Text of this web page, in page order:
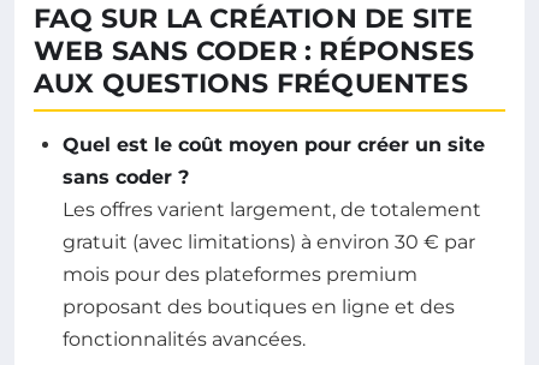
FAQ SUR LA CRÉATION DE SITE
WEB SANS CODER : RÉPONSES
AUX QUESTIONS FRÉQUENTES
Quel est le coût moyen pour créer un site
sans coder ?
Les offres varient largement, de totalement
gratuit (avec limitations) à environ 30 € par
mois pour des plateformes premium
proposant des boutiques en ligne et des
fonctionnalités avancées.